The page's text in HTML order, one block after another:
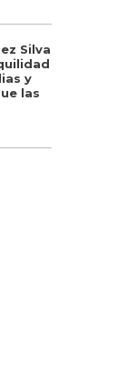
Silva
y
las